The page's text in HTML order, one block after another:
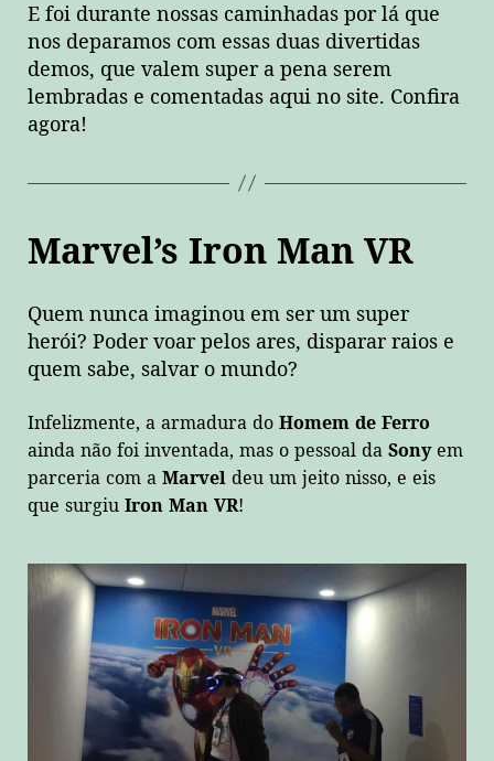
E foi durante nossas caminhadas por lá que
nos deparamos com essas duas divertidas
demos, que valem super a pena serem
lembradas e comentadas aqui no site. Confira
agora!
Marvel’s Iron Man VR
Quem nunca imaginou em ser um super
herói? Poder voar pelos ares, disparar raios e
quem sabe, salvar o mundo?
Infelizmente, a armadura do Homem de Ferro
ainda não foi inventada, mas o pessoal da Sonyem
parceria com a Marvel deu um jeito nisso, e eis
que surgiu Iron Man VR!